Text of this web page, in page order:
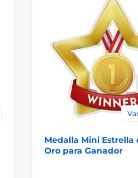
Medalla Mini Estrella
Oro para Ganador